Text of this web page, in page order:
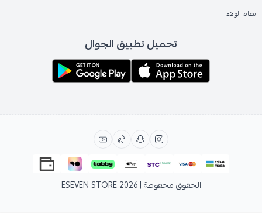
نظام الولاء
تحميل تطبيق الجوال
الحقوق محفوظة | 2026 ESEVEN STORE